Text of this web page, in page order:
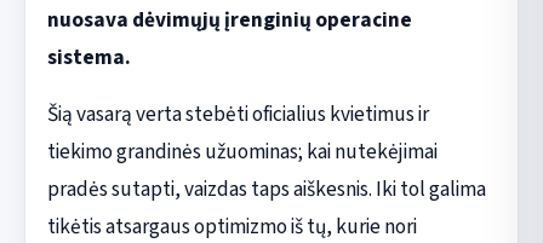
nuosava dėvimųjų įrenginių operacine
sistema.
Šią vasarą verta stebėti oficialius kvietimus ir
tiekimo grandinės užuominas; kai nutekėjimai
pradės sutapti, vaizdas taps aiškesnis. Iki tol galima
tikėtis atsargaus optimizmo iš tų, kurie nori